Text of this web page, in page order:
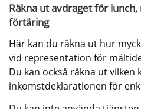
Räkna ut avdraget för
förtäring
Här kan du räkna ut hur
vid representation för
Du kan också räkna ut vilken
inkomstdeklarationen för